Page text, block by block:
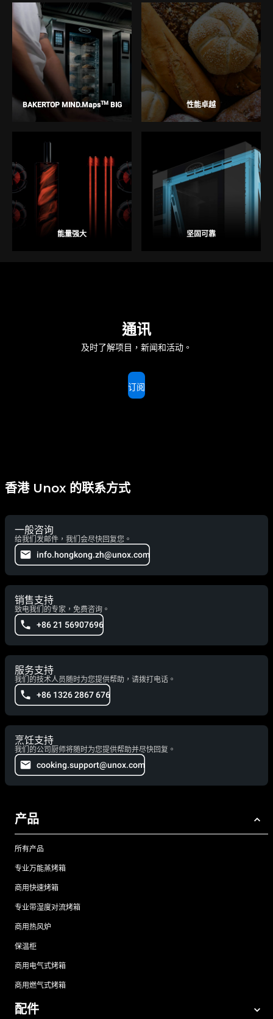
BAKERTOP MIND.MapsTMBIG 性能卓越
能量强大 坚固可靠
通讯
及时了解项目，新闻和活动。
订阅
香港 Unox 的联系方式
一般咨询
给我们发邮件，我们会尽快回复您。
info.hongkong.zh@unox.com
销售支持
致电我们的专家，免费咨询。
+86 21 56907696
服务支持
我们的技术人员随时为您提供帮助，请拨打电话。
+86 1326 2867 676
烹饪支持
我们的公司厨师将随时为您提供帮助并尽快回复。
cooking.support@unox.com
产品
所有产品
专业万能蒸烤箱
商用快速烤箱
专业带湿度对流烤箱
商用热风炉
保温柜
商用电气式烤箱
商用燃气式烤箱
配件